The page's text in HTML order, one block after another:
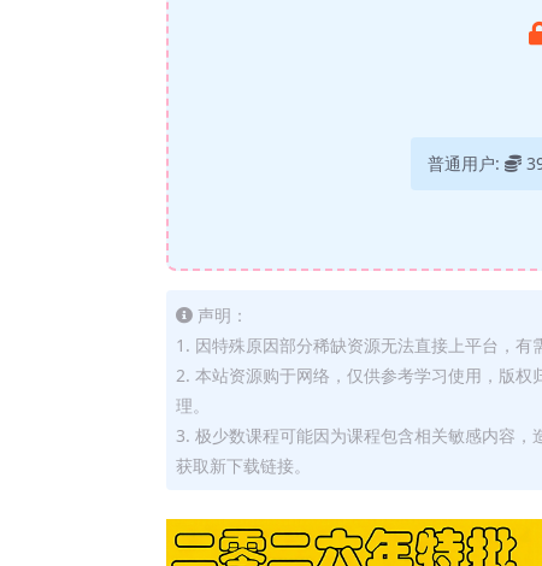
普通用户:
声明：
1. 因特殊原因部分稀缺资源无法直接上平台，有
2. 本站资源购于网络，仅供参考学习使用，版
理。
3. 极少数课程可能因为课程包含相关敏感内容
获取新下载链接。